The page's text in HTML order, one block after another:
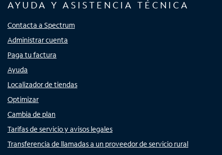
AYUDA Y ASISTENCIA TÉCNICA
Contacta a Spectrum
Administrar cuenta
Paga tu factura
Ayuda
Localizador de tiendas
Optimizar
Cambia de plan
Tarifas de servicio y avisos legales
Transferencia de llamadas a un proveedor de servicio rural